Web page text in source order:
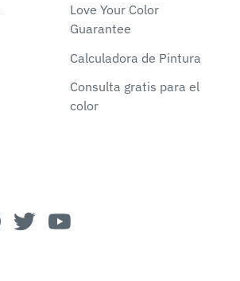
Love Your Color
Guarantee
Calculadora de Pintura
Consulta gratis para el
color